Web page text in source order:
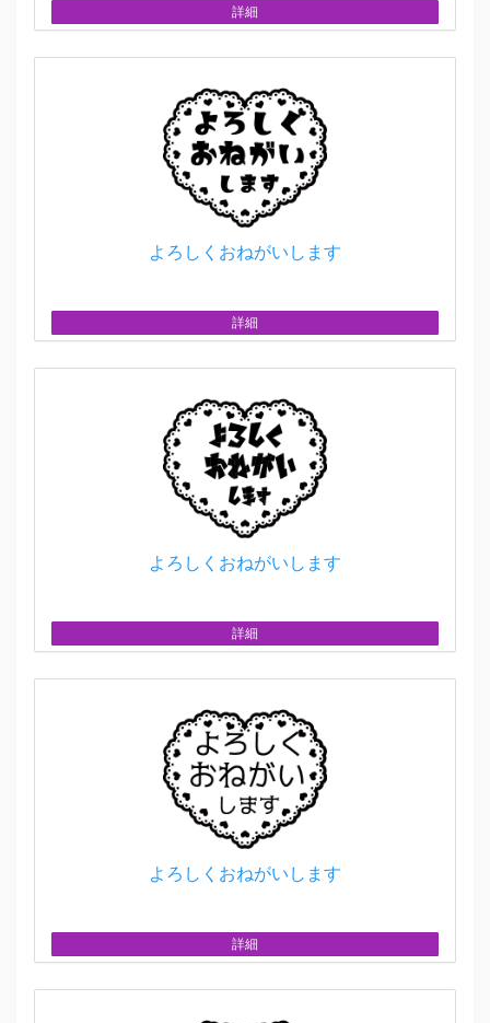
詳細
よろしくおねがいします
詳細
よろしくおねがいします
詳細
よろしくおねがいします
詳細